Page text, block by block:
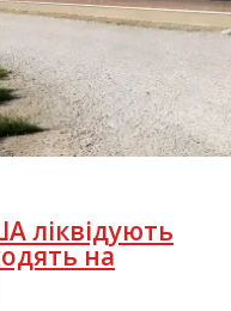
ліквідують
на